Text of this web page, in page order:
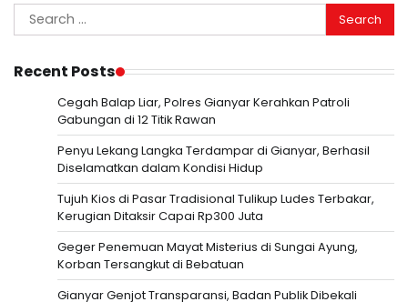
Search
for:
Recent Posts
Cegah Balap Liar, Polres Gianyar Kerahkan Patroli
Gabungan di 12 Titik Rawan
Penyu Lekang Langka Terdampar di Gianyar, Berhasil
Diselamatkan dalam Kondisi Hidup
Tujuh Kios di Pasar Tradisional Tulikup Ludes Terbakar,
Kerugian Ditaksir Capai Rp300 Juta
Geger Penemuan Mayat Misterius di Sungai Ayung,
Korban Tersangkut di Bebatuan
Gianyar Genjot Transparansi, Badan Publik Dibekali